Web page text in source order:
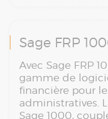
Sage FRP
Avec Sage FRP
gamme de
financière pour
administratives.
Sage 1000,